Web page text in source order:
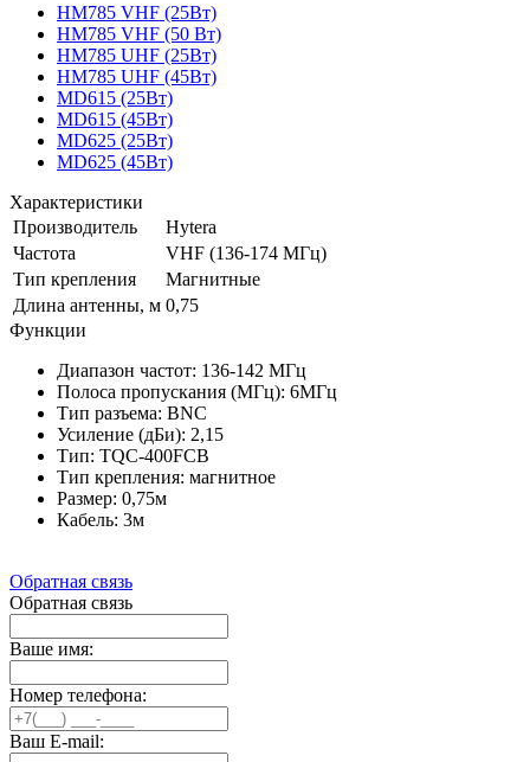
HM785 VHF (25Вт)
HM785 VHF (50 Вт)
HM785 UHF (25Вт)
HM785 UHF (45Вт)
MD615 (25Вт)
MD615 (45Вт)
MD625 (25Вт)
MD625 (45Вт)
Характеристики
Производитель
Hytera
Частота
VHF (136-174 МГц)
Тип крепления
Магнитные
Длина антенны, м 0,75
Функции
Диапазон частот: 136-142 МГц
Полоса пропускания (МГц): 6МГц
Тип разъема: BNC
Усиление (дБи): 2,15
Тип: TQC-400FCB
Тип крепления: магнитное
Размер: 0,75м
Кабель: 3м
Обратная связь
Обратная связь
Ваше имя:
Номер телефона:
Ваш E-mail: